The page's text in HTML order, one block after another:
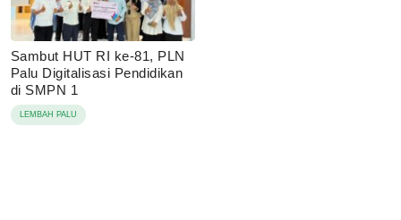
Sambut HUT RI ke-81, PLN
Palu Digitalisasi Pendidikan
di SMPN 1
LEMBAH PALU